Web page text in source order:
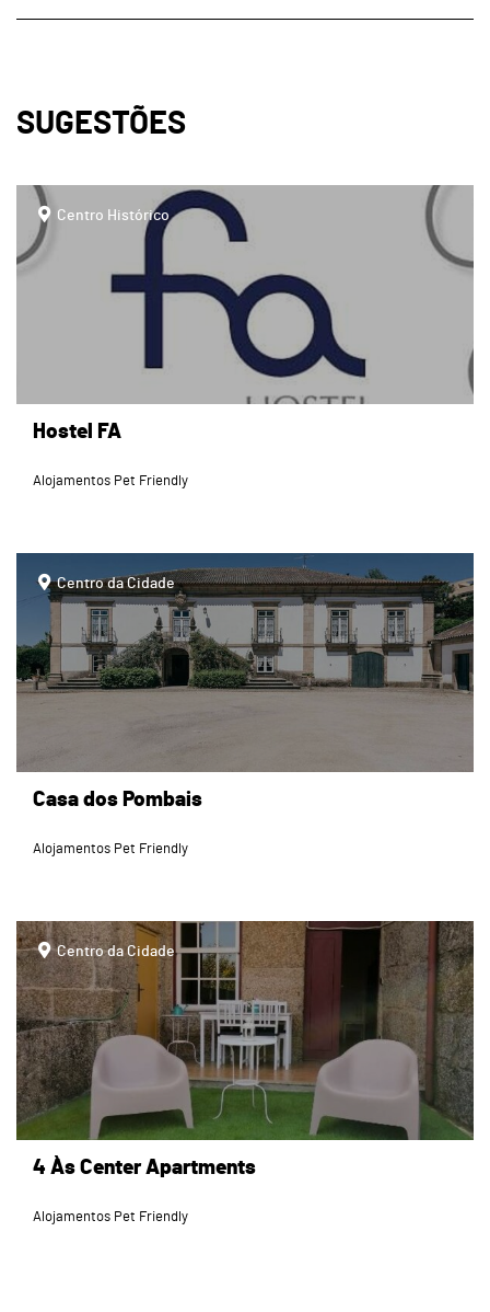
SUGESTÕES
page
Centro Histórico
Hostel FA
Alojamentos Pet Friendly
Centro da Cidade
Casa dos Pombais
Alojamentos Pet Friendly
page
Centro da Cidade
4 Às Center Apartments
Alojamentos Pet Friendly